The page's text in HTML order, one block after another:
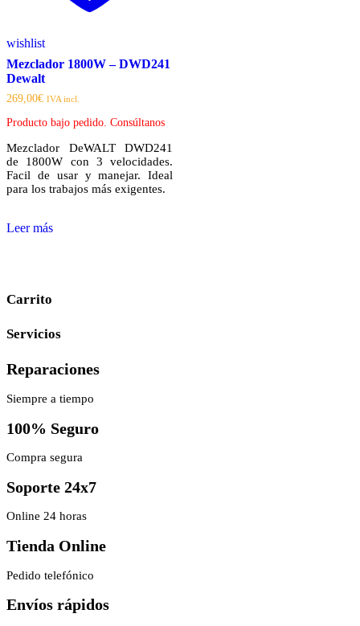
wishlist
Mezclador 1800W – DWD241
Dewalt
269,00€ IVA incl.
Producto bajo pedido. Consúltanos
Mezclador DeWALT DWD241
de 1800W con 3 velocidades.
Facil de usar y manejar. Ideal
para los trabajos más exigentes.
Leer más
Carrito
Servicios
Reparaciones
Siempre a tiempo
100% Seguro
Compra segura
Soporte 24x7
Online 24 horas
Tienda Online
Pedido telefónico
Envíos rápidos